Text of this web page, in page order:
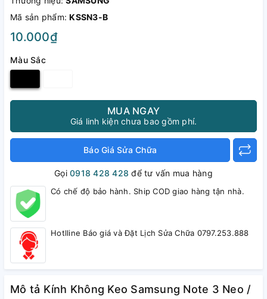
Mã sản phẩm:KSSN3-B
10.000₫
Màu Sắc
MUA NGAY
Giá linh kiện chưa bao gồm phí.
Báo Giá Sửa Chữa
Gọi0918 428 428 để tư vấn mua hàng
Có chế độ bảo hành. Ship COD giao hàng tận nhà.
Hotlline Báo giá và Đặt Lịch Sửa Chữa 0797.253.888
Mô tả Kính Không Keo Samsung Note 3 Neo /